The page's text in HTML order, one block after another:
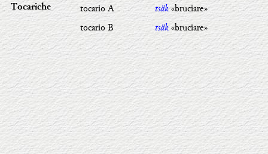
Tocariche tocario A tsäk«bruciare»
tocario B
tsäk«bruciare»